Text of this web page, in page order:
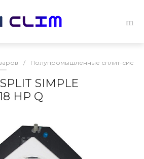
/ Полупромышленные сплит-
SIMPLE
HP Q